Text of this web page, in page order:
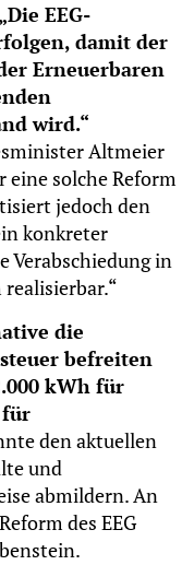
„Die EEG-
damit der
Erneuerbaren
wird.“
Altmeier
eine solche Reform
jedoch den
konkreter
Verabschiedung in
die
befreiten
kWh für
für
den aktuellen
und
abmildern. An
des EEG